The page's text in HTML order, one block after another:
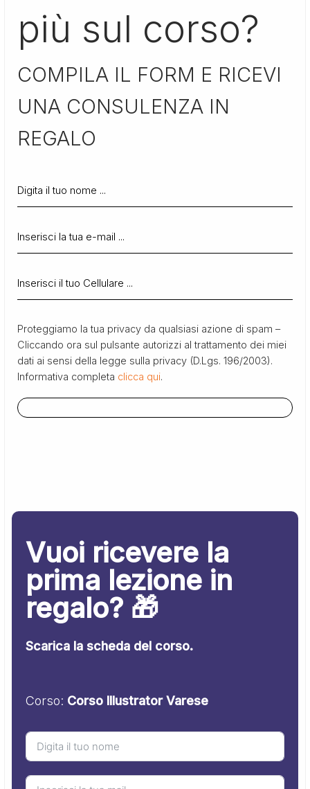
più sul corso?
COMPILA IL FORM E RICEVI
UNA CONSULENZA IN
REGALO
Proteggiamo la tua privacy da qualsiasi azione di spam –
Cliccando ora sul pulsante autorizzi al trattamento dei miei
dati ai sensi della legge sulla privacy (D.Lgs. 196/2003).
Informativa completa clicca qui.
Vuoi ricevere la
prima lezione in
regalo? 🎁
Scarica la scheda del corso.
Corso: Corso Illustrator Varese